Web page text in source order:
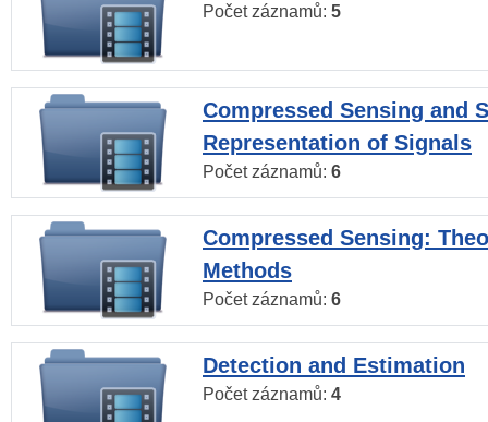
Počet záznamů: 5
Compressed Sensing and
Representation of Signals
Počet záznamů: 6
Compressed Sensing:
Methods
Počet záznamů: 6
Detection and Estimation
Počet záznamů: 4